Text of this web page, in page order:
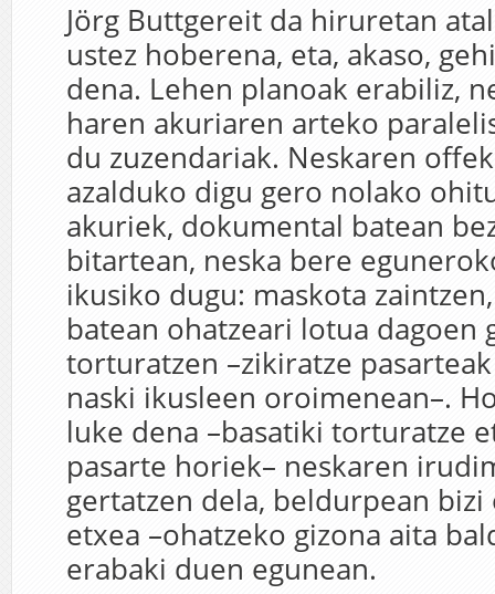
Jörg Buttgereit da hiruretan
ustez hoberena, eta, akaso,
dena. Lehen planoak erabiliz,
haren akuriaren arteko
du zuzendariak. Neskaren
azalduko digu gero nolako
akuriek, dokumental batean
bitartean, neska bere
ikusiko dugu: maskota
batean ohatzeari lotua dagoen
torturatzen –zikiratze
naski ikusleen oroimenean–.
luke dena –basatiki torturatze
pasarte horiek– neskaren
gertatzen dela, beldurpean
etxea –ohatzeko gizona aita
erabaki duen egunean.